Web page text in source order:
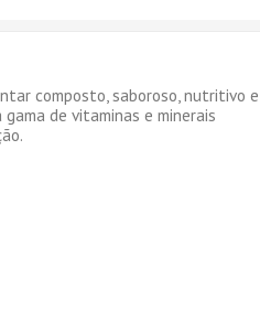
composto, saboroso, nutritivo e
de vitaminas e minerais